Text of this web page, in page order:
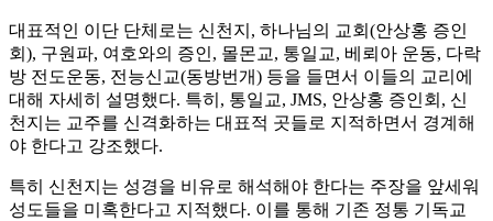
대표적인 이단 단체로는 신천지, 하나님의 교회(안상홍 증인
회), 구원파, 여호와의 증인, 몰몬교, 통일교, 베뢰아 운동, 다락
방 전도운동, 전능신교(동방번개) 등을 들면서 이들의 교리에
대해 자세히 설명했다. 특히, 통일교, JMS, 안상홍 증인회, 신
천지는 교주를 신격화하는 대표적 곳들로 지적하면서 경계해
야 한다고 강조했다.
특히 신천지는 성경을 비유로 해석해야 한다는 주장을 앞세워
성도들을 미혹한다고 지적했다. 이를 통해 기존 정통 기독교